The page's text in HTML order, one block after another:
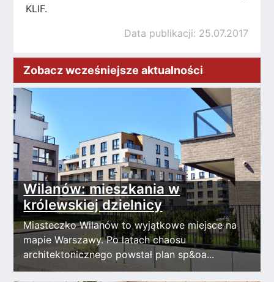
KLIF.
Data publikacji: 25.07.2017
Zobacz wcześniejsze aktualności
Wilanów: mieszkania w
królewskiej dzielnicy
Miasteczko Wilanów to wyjątkowe miejsce na
mapie Warszawy. Po latach chaosu
architektonicznego powstał plan sp&oa...